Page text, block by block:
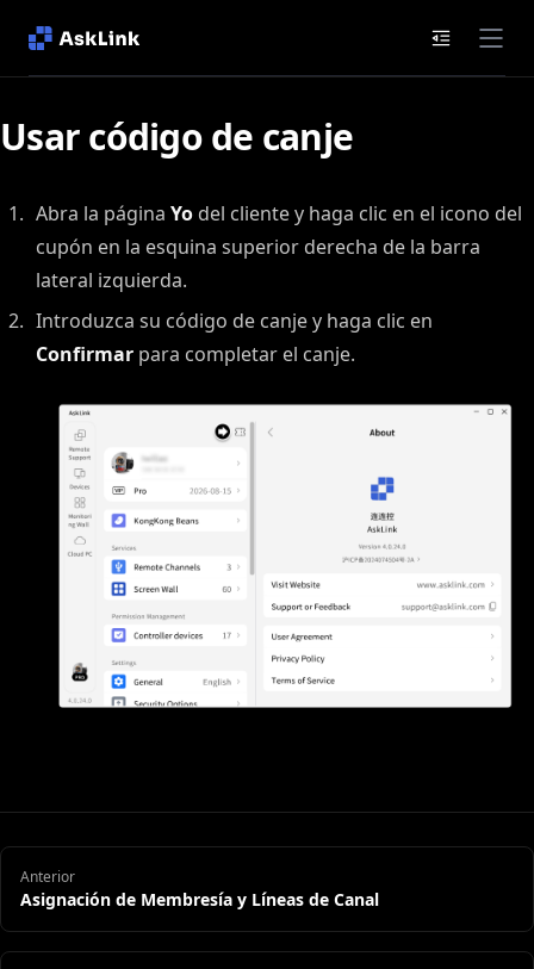
Usar código de canje
Abra la página Yo del cliente y haga clic en el icono del
cupón en la esquina superior derecha de la barra
lateral izquierda.
Introduzca su código de canje y haga clic en
Confirmar para completar el canje.
Anterior
Asignación de Membresía y Líneas de Canal